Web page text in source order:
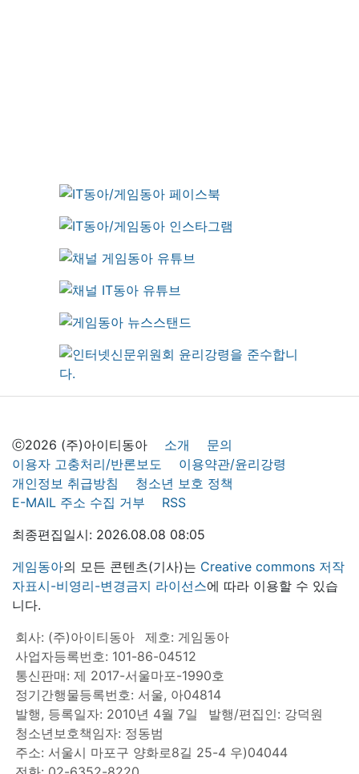
ⓒ2026 (주)아이티동아 소개
문의
이용자 고충처리/반론보도
이용약관/윤리강령
개인정보 취급방침
청소년 보호 정책
E-MAIL 주소 수집 거부
RSS
최종편집일시: 2026.08.08 08:05
게임동아의 모든 콘텐츠(기사)는 Creative commons 저작
자표시-비영리-변경금지 라이선스에 따라 이용할 수 있습
니다.
회사: (주)아이티동아
제호: 게임동아
사업자등록번호: 101-86-04512
통신판매: 제 2017-서울마포-1990호
정기간행물등록번호: 서울, 아04814
발행, 등록일자: 2010년 4월 7일
발행/편집인: 강덕원
청소년보호책임자: 정동범
주소: 서울시 마포구 양화로8길 25-4 우)04044